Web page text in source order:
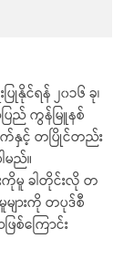
င်ရန် ၂၀၁၆ ခု၊
ည် ကွန်မြူနစ်
က်နှင့် တပြိုင်တည်း
ည်။
ကိုမူ ခါတိုင်းလို တ
ျားကို တပုဒ်စီ
စ်ကြောင်း